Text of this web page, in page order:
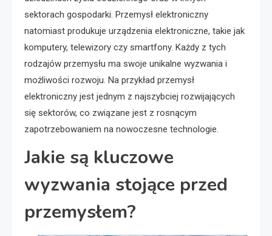
sektorach gospodarki. Przemysł elektroniczny
natomiast produkuje urządzenia elektroniczne, takie jak
komputery, telewizory czy smartfony. Każdy z tych
rodzajów przemysłu ma swoje unikalne wyzwania i
możliwości rozwoju. Na przykład przemysł
elektroniczny jest jednym z najszybciej rozwijających
się sektorów, co związane jest z rosnącym
zapotrzebowaniem na nowoczesne technologie.
Jakie są kluczowe
wyzwania stojące przed
przemysłem?